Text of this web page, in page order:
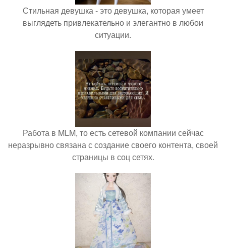
Стильная девушка - это девушка, которая умеет
выглядеть привлекательно и элегантно в любои
ситуации.
Работа в MLM, то есть сетевой компании сейчас
неразрывно связана с создание своего контента, своей
страницы в соц сетях.